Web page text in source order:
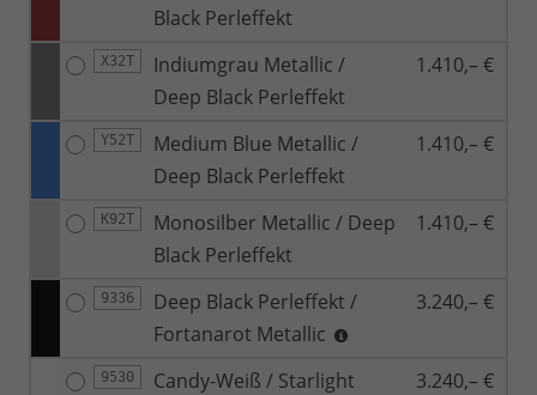
Black Perleffekt
X32T
Indiumgrau Metallic /
Deep Black Perleffekt
1.410,– €
Y52T
Medium Blue Metallic /
Deep Black Perleffekt
1.410,– €
K92T
Monosilber Metallic / Deep
Black Perleffekt
1.410,– €
9336
Deep Black Perleffekt /
Fortanarot Metallic
3.240,– €
9530
Candy-Weiß / Starlight
3.240,– €